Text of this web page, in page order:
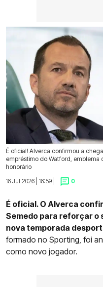
É oficial! Alverca confirmou a
empréstimo do Watford,
honorário
16 Jul 2026 | 16:59 |
0
É oficial. O Alverca
Semedo para reforçar o
nova temporada
formado no Sporting, foi
como novo jogador.